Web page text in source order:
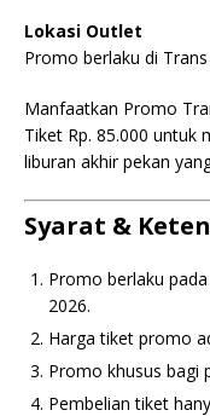
Lokasi Outlet
Promo berlaku di
Manfaatkan Promo
Tiket Rp. 85.000 untuk
liburan akhir pekan
Syarat &
Promo berlaku
2026.
Harga tiket promo
Promo khusus bagi
Pembelian tiket